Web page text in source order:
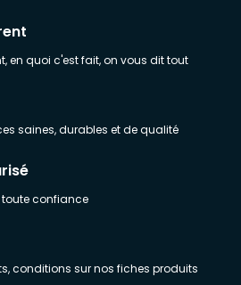
en quoi c'est fait, on vous dit tout
saines, durables et de qualité
confiance
conditions sur nos fiches produits